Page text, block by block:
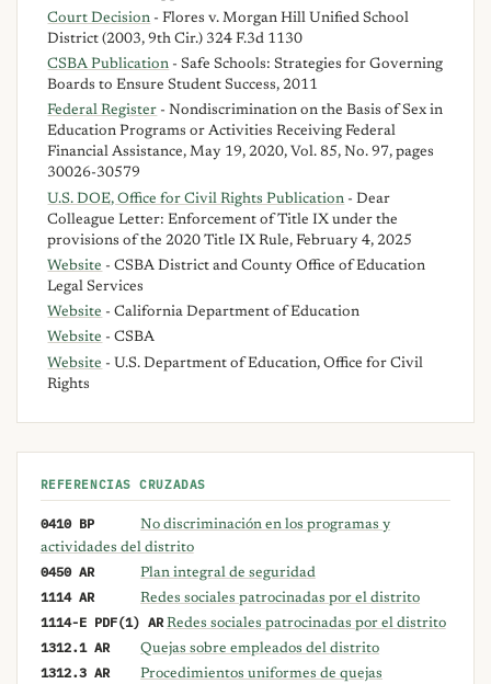
Court Decision - Flores v. Morgan Hill Unified School
District (2003, 9th Cir.) 324 F.3d 1130
CSBA Publication - Safe Schools: Strategies for Governing
Boards to Ensure Student Success, 2011
Federal Register - Nondiscrimination on the Basis of Sex in
Education Programs or Activities Receiving Federal
Financial Assistance, May 19, 2020, Vol. 85, No. 97, pages
30026-30579
U.S. DOE, Office for Civil Rights Publication - Dear
Colleague Letter: Enforcement of Title IX under the
provisions of the 2020 Title IX Rule, February 4, 2025
Website - CSBA District and County Office of Education
Legal Services
Website - California Department of Education
Website - CSBA
Website - U.S. Department of Education, Office for Civil
Rights
REFERENCIAS CRUZADAS
0410 BP
No discriminación en los programas y
actividades del distrito
0450 AR Plan integral de seguridad
1114 AR Redes sociales patrocinadas por el distrito
1114-E PDF(1) AR Redes sociales patrocinadas por el distrito
1312.1 AR Quejas sobre empleados del distrito
1312.3 AR Procedimientos uniformes de quejas